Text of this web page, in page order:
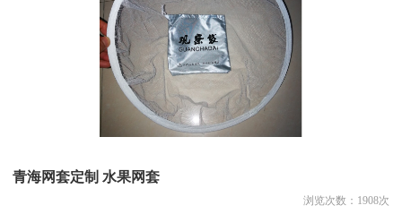
青海网套定制 水果网套
浏览次数： 1908次